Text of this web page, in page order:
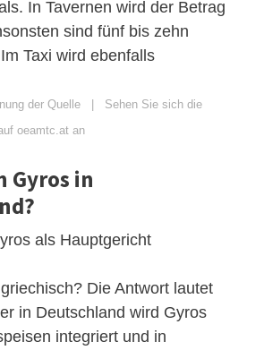
In Tavernen wird der Betrag
sind fünf bis zehn
Taxi wird ebenfalls
der Quelle | Sehen Sie sich die
oeamtc.at an
Gyros in
als Hauptgericht
Die Antwort lautet
in Deutschland wird Gyros
integriert und in